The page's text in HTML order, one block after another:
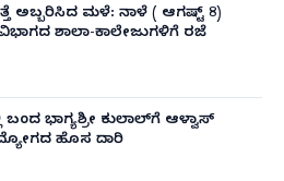
ಅಬ್ಬರಿಸಿದ ಮಳೆ: ನಾಳೆ ( ಆಗಷ್ಟ್ 8)
ಶಾಲಾ-ಕಾಲೇಜುಗಳಿಗೆ ರಜೆ
ಭಾಗ್ಯಶ್ರೀ ಕುಲಾಲ್‌ಗೆ ಆಳ್ವಾಸ್
ಹೊಸ ದಾರಿ